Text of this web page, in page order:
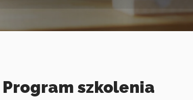
Program szkolenia